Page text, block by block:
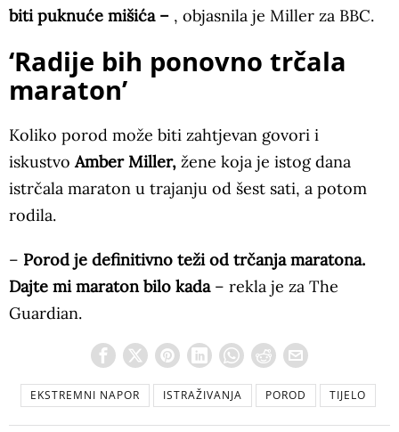
biti puknuće mišića – , objasnila je Miller za BBC.
‘Radije bih ponovno trčala
maraton’
Koliko porod može biti zahtjevan govori i
iskustvoAmber Miller, žene koja je istog dana
istrčala maraton u trajanju od šest sati, a potom
rodila.
– Porod je definitivno teži od trčanja maratona.
Dajte mi maraton bilo kada – rekla je za The
Guardian.
EKSTREMNI NAPOR ISTRAŽIVANJA POROD TIJELO